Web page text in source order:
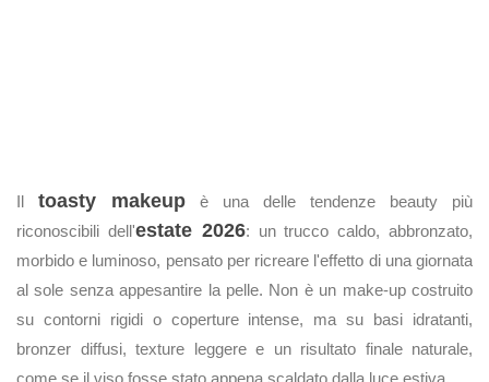
Il toasty makeup è una delle tendenze beauty più
riconoscibili dell'estate 2026: un trucco caldo, abbronzato,
morbido e luminoso, pensato per ricreare l'effetto di una giornata
al sole senza appesantire la pelle. Non è un make-up costruito
su contorni rigidi o coperture intense, ma su basi idratanti,
bronzer diffusi, texture leggere e un risultato finale naturale,
come se il viso fosse stato appena scaldato dalla luce estiva.